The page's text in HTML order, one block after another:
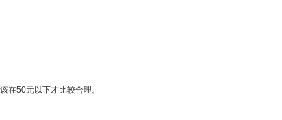
在50元以下才比较合理。